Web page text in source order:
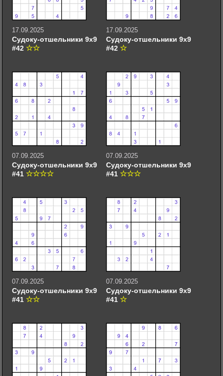
17.09.2025
Судоку-отшельники 9х9
#42
17.09.2025
Судоку-отшельники 9х9
#42
07.09.2025
Судоку-отшельники 9х9
#41
07.09.2025
Судоку-отшельники 9х9
#41
07.09.2025
Судоку-отшельники 9х9
#41
07.09.2025
Судоку-отшельники 9х9
#41